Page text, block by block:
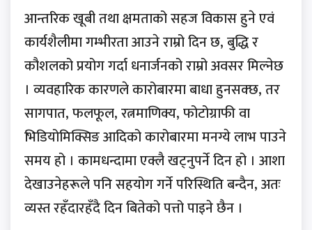
आन्तरिक खूबी तथा क्षमताको सहज विकास हुने एवं
कार्यशैलीमा गम्भीरता आउने राम्रो दिन छ, बुद्धि र
कौशलको प्रयोग गर्दा धनार्जनको राम्रो अवसर मिल्नेछ
। व्यवहारिक कारणले कारोबारमा बाधा हुनसक्छ, तर
सागपात, फलफूल, रत्नमाणिक्य, फोटोग्राफी वा
भिडियोमिक्सिङ आदिको कारोबारमा मनग्ये लाभ पाउने
समय हो । कामधन्दामा एक्लै खट्नुपर्ने दिन हो । आशा
देखाउनेहरूले पनि सहयोग गर्ने परिस्थिति बन्दैन, अतः
व्यस्त रहँदारहँदै दिन बितेको पत्तो पाइने छैन ।